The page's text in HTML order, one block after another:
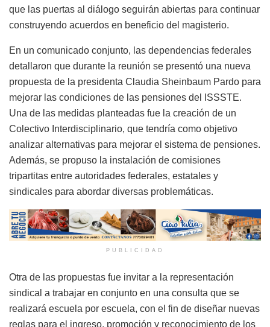
que las puertas al diálogo seguirán abiertas para continuar
construyendo acuerdos en beneficio del magisterio.
En un comunicado conjunto, las dependencias federales
detallaron que durante la reunión se presentó una nueva
propuesta de la presidenta Claudia Sheinbaum Pardo para
mejorar las condiciones de las pensiones del ISSSTE.
Una de las medidas planteadas fue la creación de un
Colectivo Interdisciplinario, que tendría como objetivo
analizar alternativas para mejorar el sistema de pensiones.
Además, se propuso la instalación de comisiones
tripartitas entre autoridades federales, estatales y
sindicales para abordar diversas problemáticas.
PUBLICIDAD
Otra de las propuestas fue invitar a la representación
sindical a trabajar en conjunto en una consulta que se
realizará escuela por escuela, con el fin de diseñar nuevas
reglas para el ingreso, promoción y reconocimiento de los